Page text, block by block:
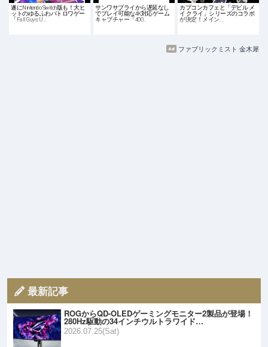
遂にNintendo Switch版も！大ヒ
ットのゆるふわバトロワゲー
「Fall Guys: U…
サンワサプライから遅延なし
でプレイ可能な4K対応ゲーム
キャプチャー「400…
カプコンカフェと「デビル メ
イ クライ」シリーズのコラボ
が決定！メイン…
ファブリックミスト 金木犀
最新記事
ROGからQD-OLEDゲーミングモニター2製品が登場！
280Hz駆動の34インチウルトラワイド…
2026.07.25(Sat)